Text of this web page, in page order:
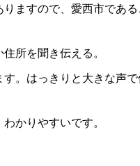
ますので、愛西市である
所を聞き伝える。
。はっきりと大きな声
かりやすいです。